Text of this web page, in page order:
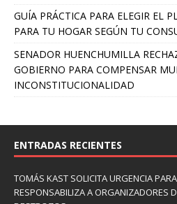
GUÍA PRÁCTICA PARA ELEGIR EL
PARA TU HOGAR SEGÚN TU
SENADOR HUENCHUMILLA
GOBIERNO PARA COMPENSAR
INCONSTITUCIONALIDAD
ENTRADAS RECIENTES
TOMÁS KAST SOLICITA URGENCIA
RESPONSABILIZA A ORGANIZADORES